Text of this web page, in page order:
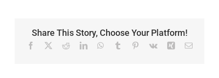
Share This Story, Choose Your Platform!
Facebook RedditLinkedInWhatsApp
Tumblr Pinterest
Vk Xing Email